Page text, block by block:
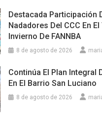
Destacada Participación
Nadadores Del CCC En
Invierno De FANNBA
8 de agosto de 2026
Continúa El Plan Integral
En El Barrio San Luciano
8 de agosto de 2026